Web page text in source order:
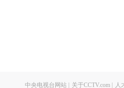
中央电视台网站 关于CCTV.com 人